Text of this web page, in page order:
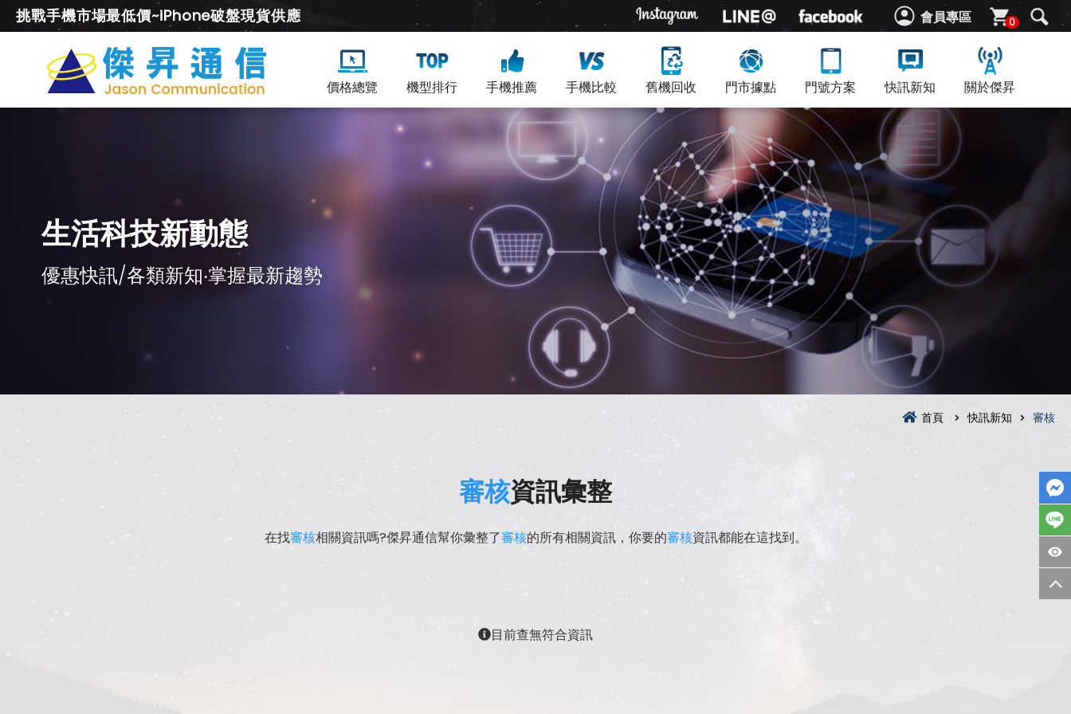
會員專區 0
挑戰手機市場最低價~iPhone破盤現貨供應
價格總覽 機型排行 手機推薦 手機比較 舊機回收 門市據點 門號方案 快訊新知 關於傑昇
生活科技新動態
優惠快訊/各類新知‧掌握最新趨勢
首頁 快訊新知 審核
審核資訊彙整
在找審核相關資訊嗎?傑昇通信幫你彙整了審核的所有相關資訊，你要的審核資訊都能在這找到。
目前查無符合資訊